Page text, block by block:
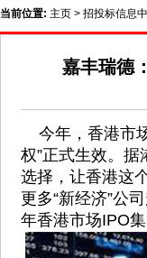
当前位置: 主页 > 招投标信息
嘉丰瑞德
今年，香港市
权”正式生效。
选择，让香港这
更多“新经济”公
年香港市场IPO